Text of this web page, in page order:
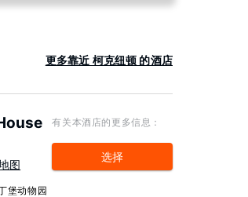
更多靠近 柯克纽顿 的酒店
图
堡动物园
有关本酒店的更多信息：
选择